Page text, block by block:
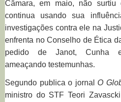
Câmara, em maio, não
continua usando sua
investigações contra ele na
enfrenta no Conselho de Ética
pedido de Janot, Cunha
ameaçando testemunhas.
Segundo publica o jornal O
ministro do STF Teori